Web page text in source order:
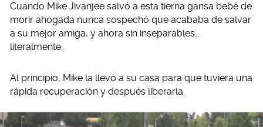
Cuando Mike Jivanjee salvó a esta tierna gansa bebé de
morir ahogada nunca sospechó que acababa de salvar
a su mejor amiga, y ahora sin inseparables…
literalmente.
Al principio, Mike la llevó a su casa para que tuviera una
rápida recuperación y después liberarla.